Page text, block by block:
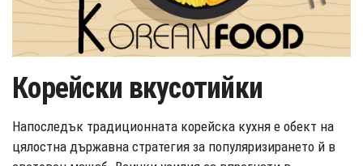
Корейски вкусотийки
Напоследък традиционната корейска кухня е обект на
цялостна държавна стратегия за популяризирането й в